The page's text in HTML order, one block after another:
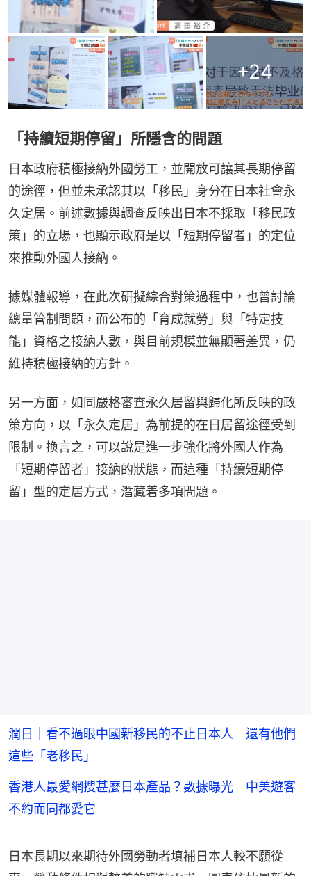
+24
「持續短期停留」所隱含的問題
日本政府積極接納外國勞工，並開放可讓其長期停留
的途徑，但並未承認其以「移民」身分在日本社會永
久定居。前述數據與調查反映出日本不採取「移民政
策」的立場，也顯示政府是以「短期停留者」的定位
來推動外國人接納。
據媒體報導，在此次研擬綜合對策過程中，也曾討論
總量管制問題，而公布的「育成就勞」與「特定技
能」資格之接納人數，與目前規模並無顯著差異，仍
維持積極接納的方針。
另一方面，如同嚴格審查永久居留與歸化所反映的政
策方向，以「永久定居」為前提的在日居留途徑受到
限制。換言之，可以說是進一步強化將外國人作為
「短期停留者」接納的狀態，而這種「持續短期停
留」型的定居方式，潛藏着多項問題。
潤日｜看不過眼中國新移民的不止日本人 還有他們
這些「老移民」
香港人最愛網搜甚麼日本產品？數據曝光 中美遊客
不約而同都愛它
日本長期以來期待外國勞動者填補日本人較不願從